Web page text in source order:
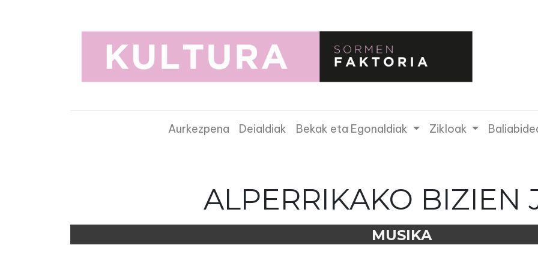
Aurkezpena Deialdiak Bekak eta Egonaldiak Zikloak
ALPERRIKAKO BIZIEN
MUSIKA